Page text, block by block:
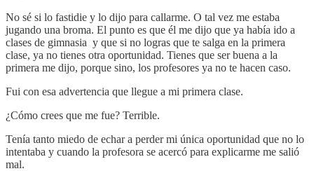
No sé si lo fastidie y lo dijo para callarme. O tal vez me estaba
jugando una broma. El punto es que él me dijo que ya había ido a
clases de gimnasia y que si no logras que te salga en la primera
clase, ya no tienes otra oportunidad. Tienes que ser buena a la
primera me dijo, porque sino, los profesores ya no te hacen caso.
Fui con esa advertencia que llegue a mi primera clase.
¿Cómo crees que me fue? Terrible.
Tenía tanto miedo de echar a perder mi única oportunidad que no lo
intentaba y cuando la profesora se acercó para explicarme me salió
mal.